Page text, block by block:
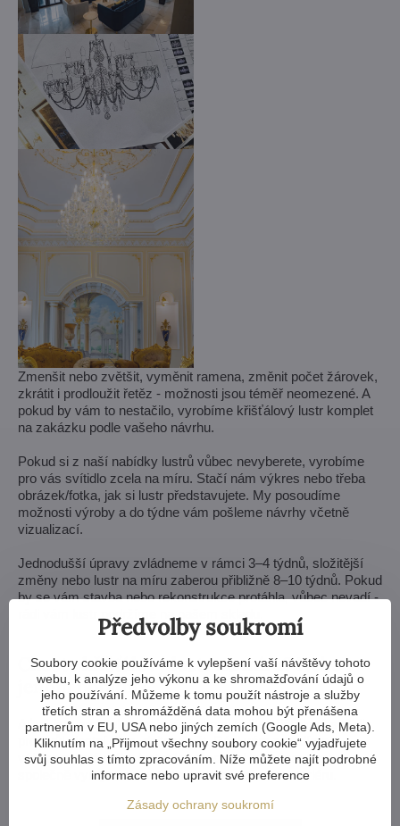
Zmenšit nebo zvětšit, vyměnit ramena, změnit počet žárovek,
zkrátit i prodloužit řetěz - možnosti jsou téměř neomezené. A
pokud by vám to nestačilo, vyrobíme křišťálový lustr komplet
na zakázku podle vašeho návrhu.
Pokud si z naší nabídky lustrů vůbec nevyberete, vyrobíme
pro vás svítidlo zcela na míru. Stačí nám výkres nebo třeba
obrázek/fotka, jak si lustr představujete. My posoudíme
možnosti výroby a do týdne vám pošleme návrhy včetně
vizualizací.
Jednodušší úpravy zvládneme v rámci 3–4 týdnů, složitější
změny nebo lustr na míru zaberou přibližně 8–10 týdnů. Pokud
by se vám stavba nebo rekonstrukce protáhla, vůbec nevadí -
rádi vám lustr podržíme na našem skladu.
Chcete křišťálový lustr na míru? Nebo
jenom poradit?
Ať už jste architekt, designér nebo si ladíte křišťálové svítidlo
pro svůj vlastní dům, dejte vědět. Rádi vám poradíme s
výběrem správného lustru i možnostmi jeho úprav nebo
společně vymyslíme svítidlo na míru vašemu interiéru.
Předvolby soukromí
Soubory cookie používáme k vylepšení vaší návštěvy tohoto
webu, k analýze jeho výkonu a ke shromažďování údajů o
jeho používání. Můžeme k tomu použít nástroje a služby
třetích stran a shromážděná data mohou být přenášena
partnerům v EU, USA nebo jiných zemích (Google Ads, Meta).
Kliknutím na „Přijmout všechny soubory cookie“ vyjadřujete
svůj souhlas s tímto zpracováním. Níže můžete najít podrobné
informace nebo upravit své preference
Zásady ochrany soukromí